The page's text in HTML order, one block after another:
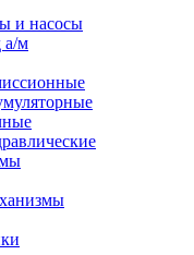
и насосы
а/м